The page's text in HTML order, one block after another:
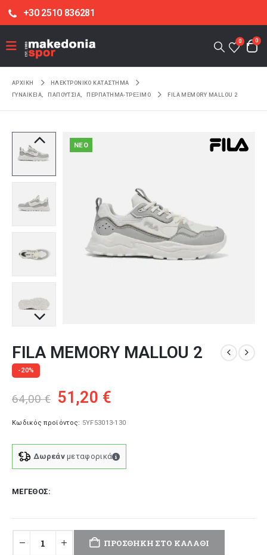
+30 2510 836281
0 0
ΑΡΧΙΚΉ
ΗΛΕΚΤΡΟΝΙΚΌ ΚΑΤΆΣΤΗΜΑ
ΓΥΝΑΙΚΕΙΑ
ΠΑΠΟΥΤΣΙΑ ΠΕΡΠΑΤΗΜΑ-ΤΡΕΞΙΜΟ FILA MEMORY MALLOU 2
NEO
FILA MEMORY MALLOU 2
-20%
64,00€ Original
was:
64,00 €.
51,20 €
τιμή
είναι:
51,20 €.
Κωδικός προϊόντος: 5YF53013-130
Δωρεάνμεταφορικά
ΜΈΓΕΘΟΣ
ΠΡΟΣΘΉΚΗ ΣΤΟ ΚΑΛΆΘΙ